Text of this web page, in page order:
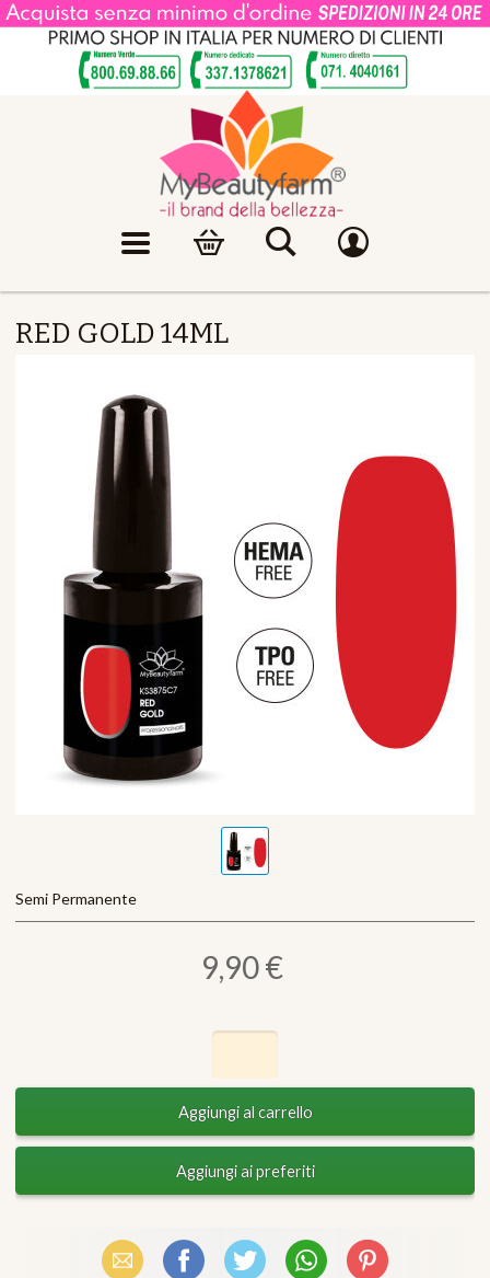
RED GOLD 14ML
Semi Permanente
9,90 €
Email FacebookX (Twitter)WhatsAppPinterest